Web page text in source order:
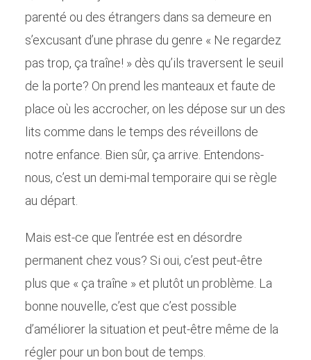
parenté ou des étrangers dans sa demeure en
s’excusant d’une phrase du genre « Ne regardez
pas trop, ça traîne! » dès qu’ils traversent le seuil
de la porte? On prend les manteaux et faute de
place où les accrocher, on les dépose sur un des
lits comme dans le temps des réveillons de
notre enfance. Bien sûr, ça arrive. Entendons-
nous, c’est un demi-mal temporaire qui se règle
au départ.
Mais est-ce que l’entrée est en désordre
permanent chez vous? Si oui, c’est peut-être
plus que « ça traîne » et plutôt un problème. La
bonne nouvelle, c’est que c’est possible
d’améliorer la situation et peut-être même de la
régler pour un bon bout de temps.